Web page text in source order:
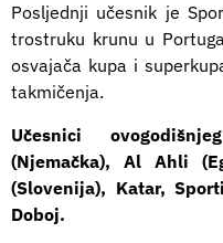
Posljednji učesnik je
trostruku krunu u
osvajača kupa i
takmičenja.
Učesnici
(Njemačka), Al Ahli
(Slovenija), Katar,
Doboj.